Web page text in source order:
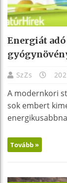
Energiát
SzZs
A modernkori
sok embert
Tovább »